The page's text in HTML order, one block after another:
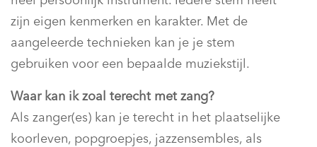
zijn eigen kenmerken en karakter. Met de
aangeleerde technieken kan je je stem
gebruiken voor een bepaalde muziekstijl.
Waar kan ik zoal terecht met zang?
Als zanger(es) kan je terecht in het plaatselijke
koorleven, popgroepjes, jazzensembles, als